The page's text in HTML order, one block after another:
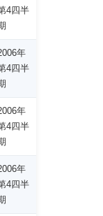
4四半
年
4四半
年
4四半
年
4四半